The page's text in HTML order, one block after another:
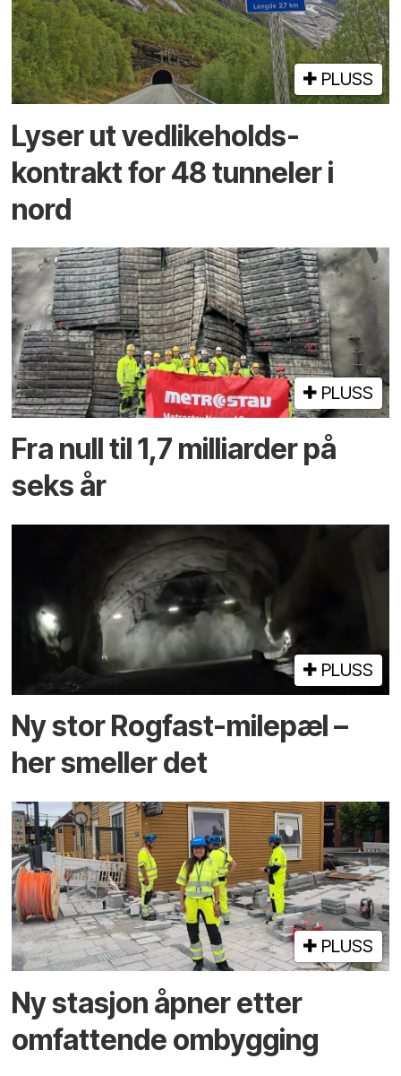
PLUSS
Lyser ut vedlikeholds­
kontrakt for 48 tunneler i
nord
PLUSS
Fra null til 1,7 milliarder på
seks år
PLUSS
Ny stor Rogfast-milepæl –
her smeller det
PLUSS
Ny stasjon åpner etter
omfattende ombygging